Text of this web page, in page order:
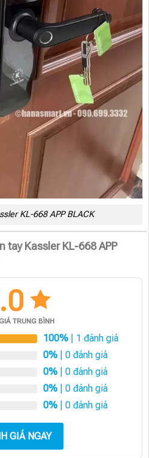
KL-668 APP BLACK
tay Kassler KL-668 APP
TRUNG BÌNH
100% | 1 đánh giá
0% | 0 đánh giá
0% | 0 đánh giá
0% | 0 đánh giá
0% | 0 đánh giá
GIÁ NGAY